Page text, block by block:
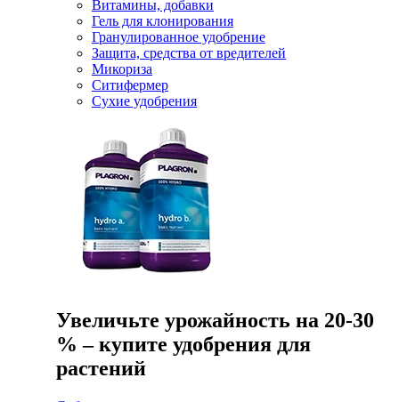
Витамины, добавки
Гель для клонирования
Гранулированное удобрение
Защита, средства от вредителей
Микориза
Ситифермер
Сухие удобрения
Увеличьте урожайность на 20-30
% – купите удобрения для
растений